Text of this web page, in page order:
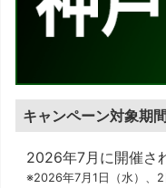
キャンペーン対象期
2026年7月に開催さ
※2026年7月1日（水）、